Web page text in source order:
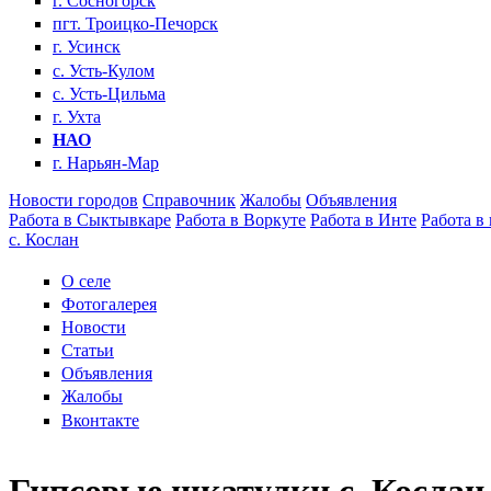
пгт. Троицко-Печорск
г. Усинск
с. Усть-Кулом
с. Усть-Цильма
г. Ухта
НАО
г. Нарьян-Мар
Новости городов Справочник Жалобы Объявления
Работа в Сыктывкаре Работа в Воркуте Работа в Инте Работа в
с. Кослан
О селе
Фотогалерея
Новости
Статьи
Объявления
Жалобы
Вконтакте